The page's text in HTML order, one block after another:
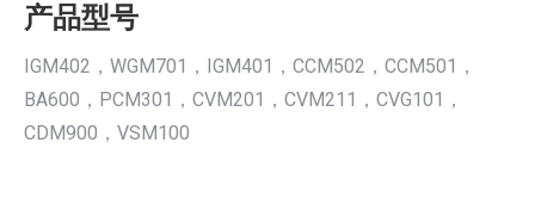
产品型号
IGM402，WGM701，IGM401，CCM502，CCM501，
BA600，PCM301，CVM201，CVM211，CVG101，
CDM900，VSM100